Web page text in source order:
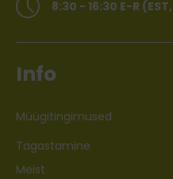
8:30 - 16:30 E-R
Info
Müügitingimused
Tagastamine
Meist